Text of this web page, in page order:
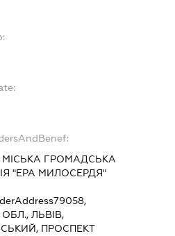
МІСЬКА ГРОМАДСЬКА
"ЕРА МИЛОСЕРДЯ"
79058,
ЛЬВІВ,
ПРОСПЕКТ